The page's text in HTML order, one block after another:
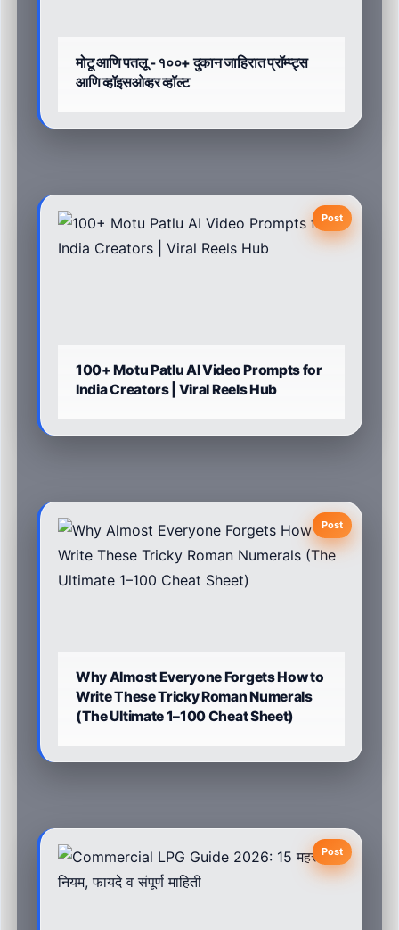
मोटू आणि पतलू - १००+ दुकान जाहिरात प्रॉम्प्ट्स
आणि व्हॉइसओव्हर व्हॉल्ट
Post
100+ Motu Patlu AI Video Prompts for
India Creators | Viral Reels Hub
Post
Why Almost Everyone Forgets How to
Write These Tricky Roman Numerals
(The Ultimate 1–100 Cheat Sheet)
Post